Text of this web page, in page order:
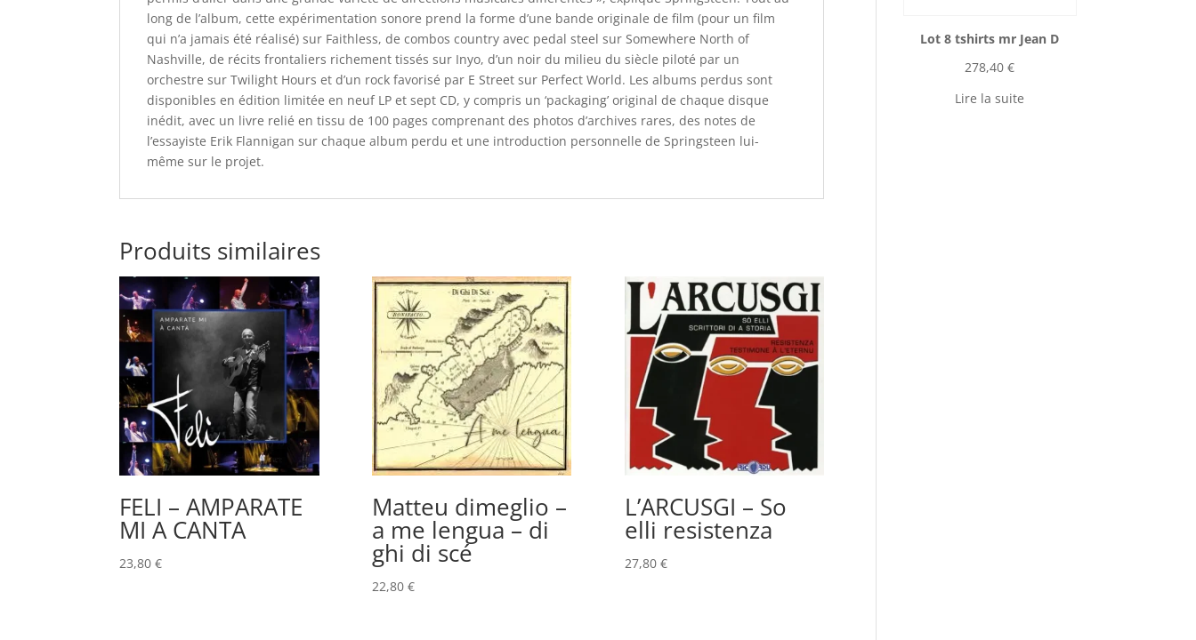
long de l’album, cette expérimentation sonore prend la forme d’une bande originale de film (pour un film
qui n’a jamais été réalisé) sur Faithless, de combos country avec pedal steel sur Somewhere North of
Nashville, de récits frontaliers richement tissés sur Inyo, d’un noir du milieu du siècle piloté par un
orchestre sur Twilight Hours et d’un rock favorisé par E Street sur Perfect World. Les albums perdus sont
disponibles en édition limitée en neuf LP et sept CD, y compris un ‘packaging’ original de chaque disque
inédit, avec un livre relié en tissu de 100 pages comprenant des photos d’archives rares, des notes de
l’essayiste Erik Flannigan sur chaque album perdu et une introduction personnelle de Springsteen lui-
même sur le projet.
Produits similaires
FELI – AMPARATE
MI A CANTA
23,80€
Matteu dimeglio –
a me lengua – di
ghi di scé
22,80 €
L’ARCUSGI – So
elli resistenza
27,80 €
Lot 8 tshirts mr Jean D
278,40€
Lire la suite